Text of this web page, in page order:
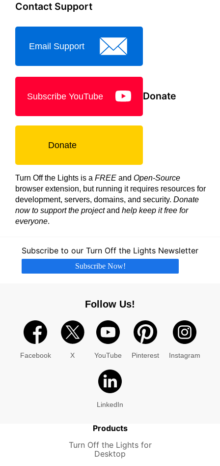
Contact Support
Email Support
Subscribe YouTube Donate
Donate
Turn Off the Lights is a FREE and Open-Source
browser extension, but running it requires resources for
development, servers, domains, and security. Donate
now to support the projectand help keep it free for
everyone.
Subscribe to our Turn Off the Lights Newsletter
Subscribe Now!
Follow Us!
Facebook X YouTube Pinterest Instagram
LinkedIn
Products
Turn Off the Lights for
Desktop